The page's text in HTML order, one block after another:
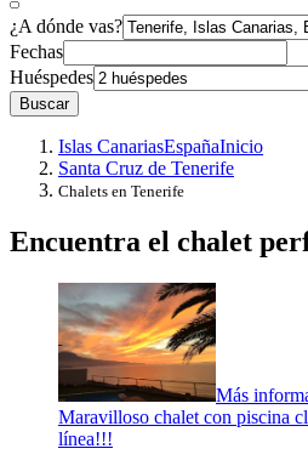
¿A dónde vas?
Fechas
Huéspedes
Buscar
Islas CanariasEspañaInicio
Santa Cruz de Tenerife
Chalets en Tenerife
Encuentra el chalet
Más
Maravilloso chalet con piscina
línea!!!